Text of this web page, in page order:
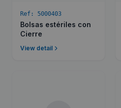
Ref: 5000403
Bolsas estériles con
Cierre
View detail